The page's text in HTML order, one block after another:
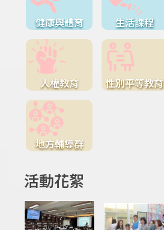
健康與體育 生活課程
人權教育 性別平等教育
地方輔導群
活動花絮